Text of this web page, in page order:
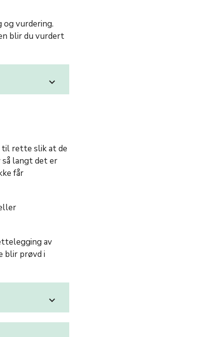
og vurdering.
blir du vurdert
expand_more
rette slik at de
langt det er
får
av
blir prøvd i
expand_more